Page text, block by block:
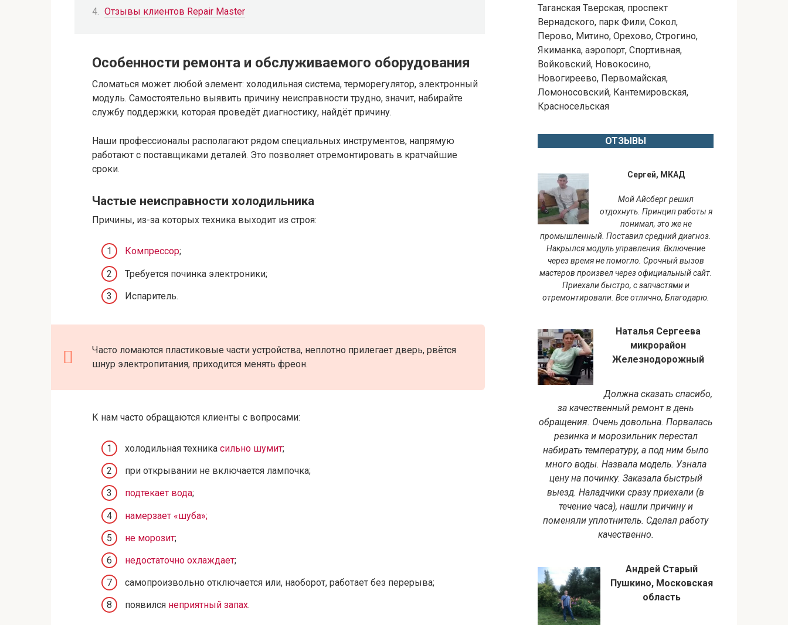
Отзывы клиентов Repair Master
Особенности ремонта и обслуживаемого оборудования
Сломаться может любой элемент: холодильная система, терморегулятор, электронный
модуль. Самостоятельно выявить причину неисправности трудно, значит, набирайте
службу поддержки, которая проведёт диагностику, найдёт причину.
Наши профессионалы располагают рядом специальных инструментов, напрямую
работают с поставщиками деталей. Это позволяет отремонтировать в кратчайшие
сроки.
Частые неисправности холодильника
Причины, из-за которых техника выходит из строя:
Компрессор;
Требуется починка электроники;
Испаритель.
Часто ломаются пластиковые части устройства, неплотно прилегает дверь, рвётся
шнур электропитания, приходится менять фреон.
К нам часто обращаются клиенты с вопросами:
холодильная техника сильно шумит;
при открывании не включается лампочка;
подтекает вода;
намерзает «шуба»;
не морозит;
недостаточно охлаждает;
самопроизвольно отключается или, наоборот, работает без перерыва;
появился неприятный запах.
Таганская Тверская, проспект
Вернадского, парк Фили, Сокол,
Перово, Митино, Орехово, Строгино,
Якиманка, аэропорт, Спортивная,
Войковский, Новокосино,
Новогиреево, Первомайская,
Ломоносовский, Кантемировская,
Красносельская
ОТЗЫВЫ
Сергей, МКАД
Мой Айсберг решил
отдохнуть. Принцип работы я
понимал, это же не
промышленный. Поставил средний диагноз.
Накрылся модуль управления. Включение
через время не помогло. Срочный вызов
мастеров произвел через официальный сайт.
Приехали быстро, с запчастями и
отремонтировали. Все отлично, Благодарю.
Наталья Сергеева
микрорайон
Железнодорожный
Должна сказать спасибо,
за качественный ремонт в день
обращения. Очень довольна. Порвалась
резинка и морозильник перестал
набирать температуру, а под ним было
много воды. Назвала модель. Узнала
цену на починку. Заказала быстрый
выезд. Наладчики сразу приехали (в
течение часа), нашли причину и
поменяли уплотнитель. Сделал работу
качественно.
Андрей Старый
Пушкино, Московская
область